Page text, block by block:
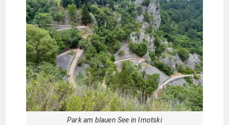
Park am blauen See in Imotski